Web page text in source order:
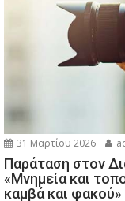
31 Μαρτίου 2026
Παράταση στον
«Μνημεία και
καμβά και φακού»